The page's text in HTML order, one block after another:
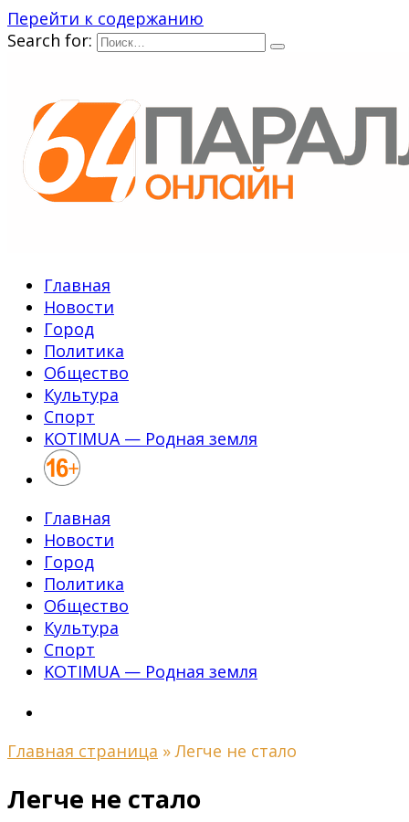
Перейти к содержанию
Search for:
Главная
Новости
Город
Политика
Общество
Культура
Спорт
KOTIMUA — Родная земля
Главная
Новости
Город
Политика
Общество
Культура
Спорт
KOTIMUA — Родная земля
Главная страница »Легче не стало
Легче не стало